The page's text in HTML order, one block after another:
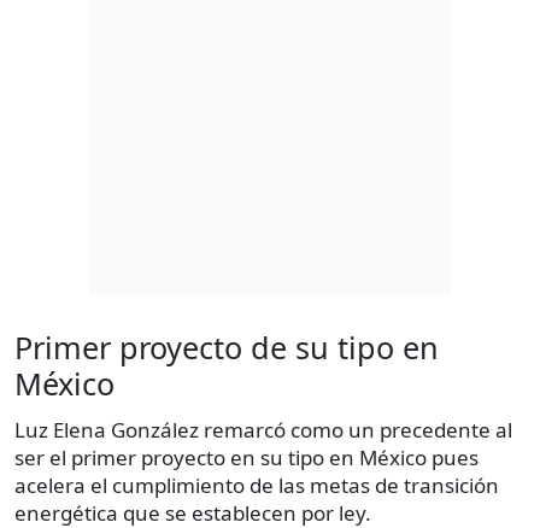
Primer proyecto de su tipo en
México
Luz Elena González remarcó como un precedente al
ser el primer proyecto en su tipo en México pues
acelera el cumplimiento de las metas de transición
energética que se establecen por ley.